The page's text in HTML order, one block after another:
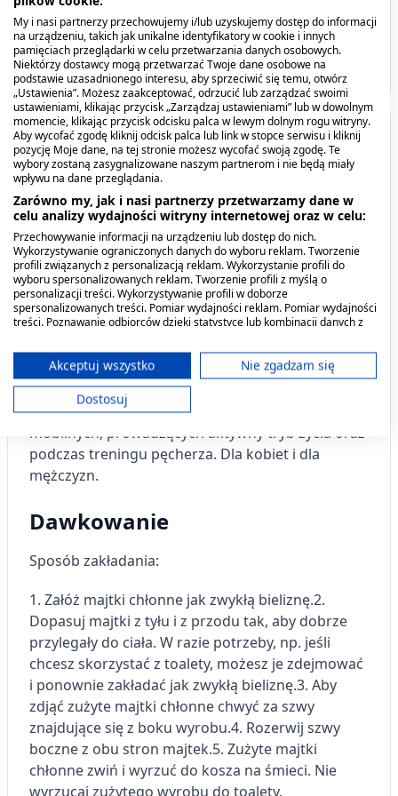
Co zawiera produkt?
Pokaż więcej
Opis produktu
Seni Active Classic to oddychające majtki chłonne
zakładane jak tradycyjna bielizna. Stworzone
zostały z myślą o osobach aktywnych ze średnim
nietrzymaniem moczu. Gwarantują dyskrecję i
duży komfort użytkowania. Zapewniają wysokie
poczucie suchości, zapobiegają podrażnieniom i
odparzeniom.
Kiedy stosować produkt?
Seni Active Classic przeznaczone są dla osób ze
średnią i ciężką inkontynencją. Idealne dla osób
mobilnych, prowadzących aktywny tryb życia oraz
podczas treningu pęcherza. Dla kobiet i dla
mężczyzn.
Dawkowanie
Sposób zakładania:
1. Załóż majtki chłonne jak zwykłą bieliznę.2.
Dopasuj majtki z tyłu i z przodu tak, aby dobrze
przylegały do ciała. W razie potrzeby, np. jeśli
chcesz skorzystać z toalety, możesz je zdejmować
i ponownie zakładać jak zwykłą bieliznę.3. Aby
zdjąć zużyte majtki chłonne chwyć za szwy
znajdujące się z boku wyrobu.4. Rozerwij szwy
boczne z obu stron majtek.5. Zużyte majtki
chłonne zwiń i wyrzuć do kosza na śmieci. Nie
wyrzucaj zużytego wyrobu do toalety.
My i nasi partnerzy przechowujemy i/lub uzyskujemy dostęp do informacji
na urządzeniu, takich jak unikalne identyfikatory w cookie i innych
pamięciach przeglądarki w celu przetwarzania danych osobowych.
Niektórzy dostawcy mogą przetwarzać Twoje dane osobowe na
podstawie uzasadnionego interesu, aby sprzeciwić się temu, otwórz
„Ustawienia”. Możesz zaakceptować, odrzucić lub zarządzać swoimi
ustawieniami, klikając przycisk „Zarządzaj ustawieniami” lub w dowolnym
momencie, klikając przycisk odcisku palca w lewym dolnym rogu witryny.
Aby wycofać zgodę kliknij odcisk palca lub link w stopce serwisu i kliknij
pozycję Moje dane, na tej stronie możesz wycofać swoją zgodę. Te
wybory zostaną zasygnalizowane naszym partnerom i nie będą miały
wpływu na dane przeglądania.
Zarówno my, jak i nasi partnerzy przetwarzamy dane w
celu analizy wydajności witryny internetowej oraz w celu:
Przechowywanie informacji na urządzeniu lub dostęp do nich.
Wykorzystywanie ograniczonych danych do wyboru reklam. Tworzenie
profili związanych z personalizacją reklam. Wykorzystanie profili do
wyboru spersonalizowanych reklam. Tworzenie profili z myślą o
personalizacji treści. Wykorzystywanie profili w doborze
spersonalizowanych treści. Pomiar wydajności reklam. Pomiar wydajności
treści. Poznawanie odbiorców dzięki statystyce lub kombinacji danych z
ograniczonych danych do wyboru treści.
Dane mogą być udostępniane poza Unię Europejską i wysyłane do USA.
Twoja zgoda i polityka cookie dotyczą wyłącznie tej witryny/aplikacji.
Wyświetl listę partnerów (11 dostawców IAB)
Cele przetwarzania IAB:
Przechowywanie informacji na urządzeniu
Wykorzystywanie ograniczonych danych do
spersonalizowanych reklam
Wykorzystanie profili do wyboru
spersonalizowanych reklam
Tworzenie profili w celu personalizacji treści
Wykorzystywanie profili w celu doboru
spersonalizowanych treści
Pomiar efektywności reklam
Akceptuj wszystko
Nie zgadzam się
Dostosuj